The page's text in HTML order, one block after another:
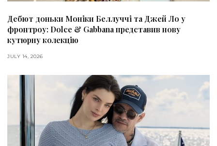
Дебют доньки Моніки Беллуччі та Джей Ло у
фронтроу: Dolce & Gabbana представив нову
кутюрну колекцію
JULY 14, 2026